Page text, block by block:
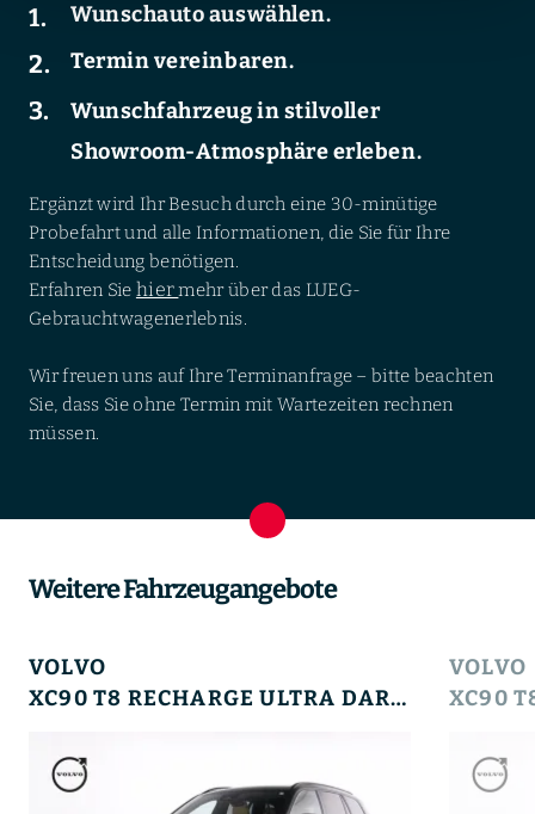
Wunschauto auswählen.
Termin vereinbaren.
Wunschfahrzeug in stilvoller
Showroom-Atmosphäre erleben.
Ergänzt wird Ihr Besuch durch eine 30-minütige
Probefahrt und alle Informationen, die Sie für Ihre
Entscheidung benötigen.
Erfahren Sie hiermehr über das LUEG-
Gebrauchtwagenerlebnis.
Wir freuen uns auf Ihre Terminanfrage – bitte beachten
Sie, dass Sie ohne Termin mit Wartezeiten rechnen
müssen.
Weitere Fahrzeugangebote
VOLVO
XC90 T8 RECHARGE ULTRA DARK+360°+MASSAGE+LM+
VOLVO